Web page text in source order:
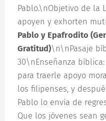
Pablo.\nObjetivo de la
apoyen y exhorten
Pablo y Epafrodito
Gratitud)\n\nPasaje
30\nEnseñanza
para traerle apoyo
los filipenses, y
Pablo lo envía de
Que los jóvenes sean